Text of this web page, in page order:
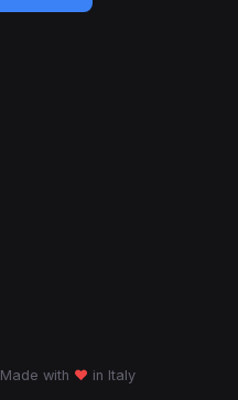
Made with ♥ in Italy